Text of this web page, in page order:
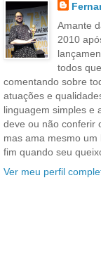
Amante
2010
todos
comentando sobre
atuações e
linguagem simples e
deve ou não conferir
mas ama mesmo
fim quando seu
Ver meu perfil